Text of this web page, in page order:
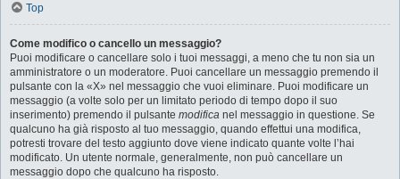
Top
Come modifico o cancello un messaggio?
Puoi modificare o cancellare solo i tuoi messaggi, a meno che tu non sia un
amministratore o un moderatore. Puoi cancellare un messaggio premendo il
pulsante con la «X» nel messaggio che vuoi eliminare. Puoi modificare un
messaggio (a volte solo per un limitato periodo di tempo dopo il suo
inserimento) premendo il pulsante modifica nel messaggio in questione. Se
qualcuno ha già risposto al tuo messaggio, quando effettui una modifica,
potresti trovare del testo aggiunto dove viene indicato quante volte l’hai
modificato. Un utente normale, generalmente, non può cancellare un
messaggio dopo che qualcuno ha risposto.